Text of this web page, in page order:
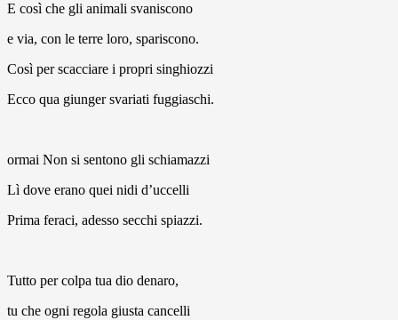
E così che gli animali svaniscono
e via, con le terre loro, spariscono.
Così per scacciare i propri singhiozzi
Ecco qua giunger svariati fuggiaschi.
ormai Non si sentono gli schiamazzi
Lì dove erano quei nidi d’uccelli
Prima feraci, adesso secchi spiazzi.
Tutto per colpa tua dio denaro,
tu che ogni regola giusta cancelli